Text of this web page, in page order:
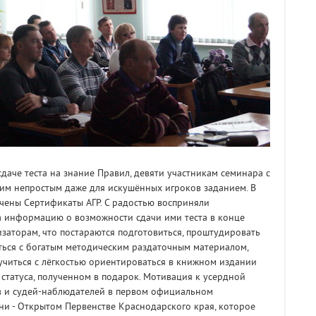
теста на знание Правил, девяти участникам семинара с
непростым даже для искушённых игроков заданием. В
Сертификаты АГР. С радостью восприняли
информацию о возможности сдачи ими теста в конце
что постараются подготовиться, проштудировать
с богатым методическим раздаточным материалом,
с лёгкостью ориентироваться в книжном издании
полученном в подарок. Мотивация к усердной
и судей-наблюдателей в первом официальном
- Открытом Первенстве Краснодарского края, которое